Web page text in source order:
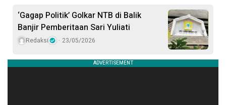
‘Gagap Politik’ Golkar NTB di Balik
Banjir Pemberitaan Sari Yuliati
Redaksi 23/05/2026